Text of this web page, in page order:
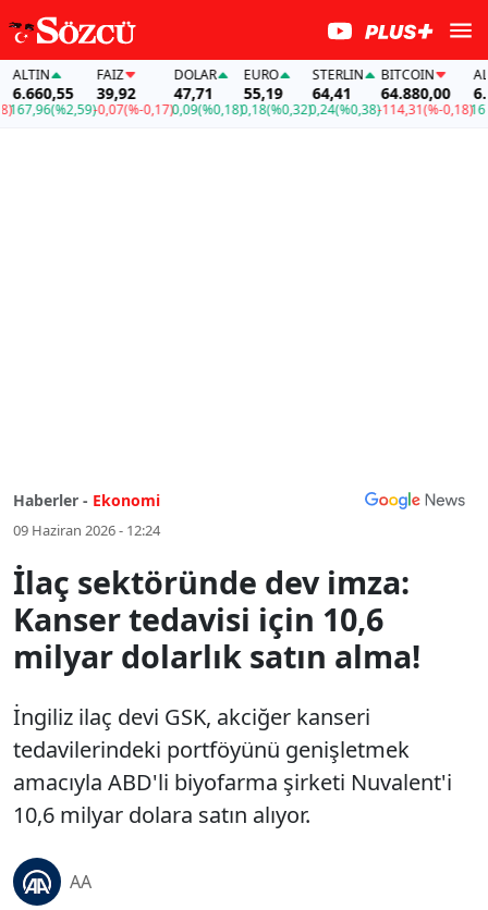
(%2,59)
FAİZ
39,92
-0,07(%-0,17)
DOLAR
47,71
0,09(%0,18)
EURO
55,19
0,18(%0,32)
STERLIN
64,41
0,24(%0,38)
BITCOIN
64.880,00
-114,31(%-0,18)
Haberler - Ekonomi
09 Haziran 2026 - 12:24
İlaç sektöründe dev imza:
Kanser tedavisi için 10,6
milyar dolarlık satın alma!
İngiliz ilaç devi GSK, akciğer kanseri
tedavilerindeki portföyünü genişletmek
amacıyla ABD'li biyofarma şirketi Nuvalent'i
10,6 milyar dolara satın alıyor.
AA